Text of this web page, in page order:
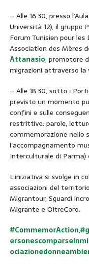
– Alle 16.30, presso
Università 12), il gruppo
Forum Tunisien pour
Association des Mères
Attanasio, promotore
migrazioni attraverso la
– Alle 18.30, sotto i
previsto un momento
confini e sulle
restrittive: parole,
commemorazione nello
l’accompagnamento
Interculturale di Parma)
L’iniziativa si svolge in
associazioni del
Migrantour, Sguardi
Migrante e OltreCoro.
#CommemorAction,